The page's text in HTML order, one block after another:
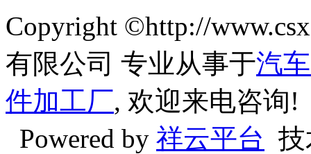
Copyright ©http://
有限公司 专业从事于汽
件加工厂, 欢迎来电咨询!
Powered by 祥云平台